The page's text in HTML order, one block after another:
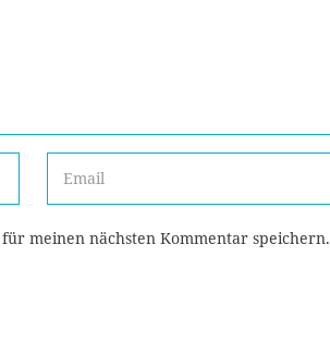
meinen nächsten Kommentar speichern.